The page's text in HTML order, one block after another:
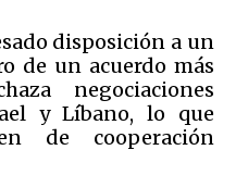
disposición a un
de un acuerdo más
negociaciones
y Líbano, lo que
de cooperación